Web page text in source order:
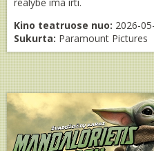
Kino teatruose nuo: 2026-
Sukurta: Paramount Pictures